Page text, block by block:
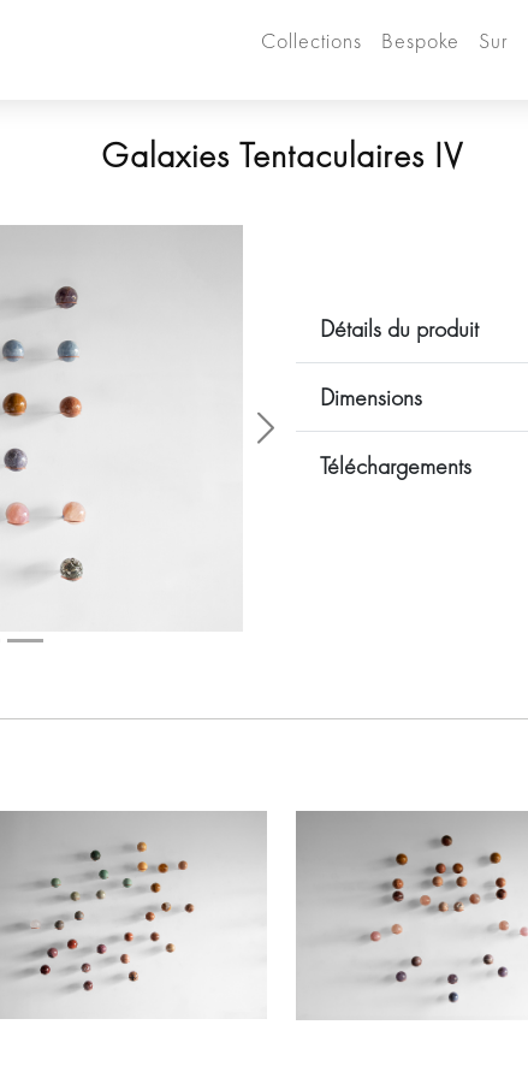
Collections Bespoke Sur
Galaxies Tentaculaires IV
Siguiente
Détails du produit
Dimensions
Téléchargements